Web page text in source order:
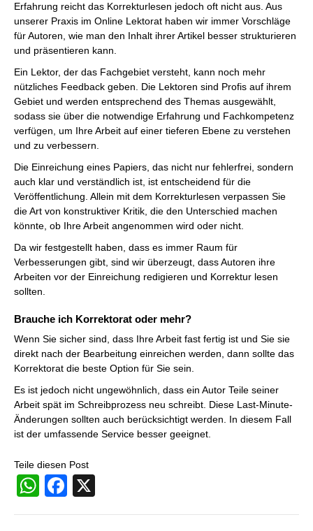
Erfahrung reicht das Korrekturlesen jedoch oft nicht aus. Aus
unserer Praxis im Online Lektorat haben wir immer Vorschläge
für Autoren, wie man den Inhalt ihrer Artikel besser strukturieren
und präsentieren kann.
Ein Lektor, der das Fachgebiet versteht, kann noch mehr
nützliches Feedback geben. Die Lektoren sind Profis auf ihrem
Gebiet und werden entsprechend des Themas ausgewählt,
sodass sie über die notwendige Erfahrung und Fachkompetenz
verfügen, um Ihre Arbeit auf einer tieferen Ebene zu verstehen
und zu verbessern.
Die Einreichung eines Papiers, das nicht nur fehlerfrei, sondern
auch klar und verständlich ist, ist entscheidend für die
Veröffentlichung. Allein mit dem Korrekturlesen verpassen Sie
die Art von konstruktiver Kritik, die den Unterschied machen
könnte, ob Ihre Arbeit angenommen wird oder nicht.
Da wir festgestellt haben, dass es immer Raum für
Verbesserungen gibt, sind wir überzeugt, dass Autoren ihre
Arbeiten vor der Einreichung redigieren und Korrektur lesen
sollten.
Brauche ich Korrektorat oder mehr?
Wenn Sie sicher sind, dass Ihre Arbeit fast fertig ist und Sie sie
direkt nach der Bearbeitung einreichen werden, dann sollte das
Korrektorat die beste Option für Sie sein.
Es ist jedoch nicht ungewöhnlich, dass ein Autor Teile seiner
Arbeit spät im Schreibprozess neu schreibt. Diese Last-Minute-
Änderungen sollten auch berücksichtigt werden. In diesem Fall
ist der umfassende Service besser geeignet.
Teile diesen Post
WhatsApp
Facebook